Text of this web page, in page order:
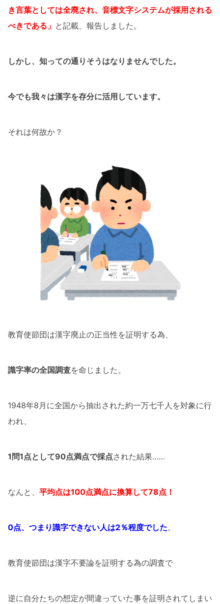
き言葉としては全廃され、音標文字システムが採用される
べきである」 と記載、報告しました。
しかし、知っての通りそうはなりませんでした。
今でも我々は漢字を存分に活用しています。
それは何故か？
教育使節団は漢字廃止の正当性を証明する為、
識字率の全国調査を命じました。
1948年8月に全国から抽出された約一万七千人を対象に行
われ、
1問1点として90点満点で採点された結果……
なんと、 平均点は100点満点に換算して78点！
0点、つまり識字できない人は2％程度でした。
教育使節団は漢字不要論を証明する為の調査で
逆に自分たちの想定が間違っていた事を証明されてしまい